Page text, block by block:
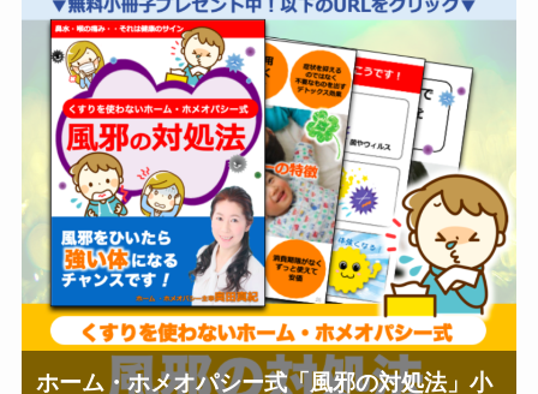
ホーム・ホメオパシー式「風邪の対処法」小